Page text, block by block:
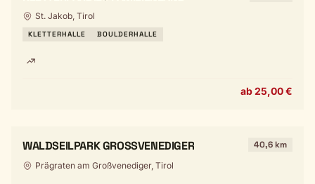
St. Jakob, Tirol
KLETTERHALLE BOULDERHALLE
ab 25,00 €
WALDSEILPARK GROSSVENEDIGER 40,6 km
Prägraten am Großvenediger, Tirol